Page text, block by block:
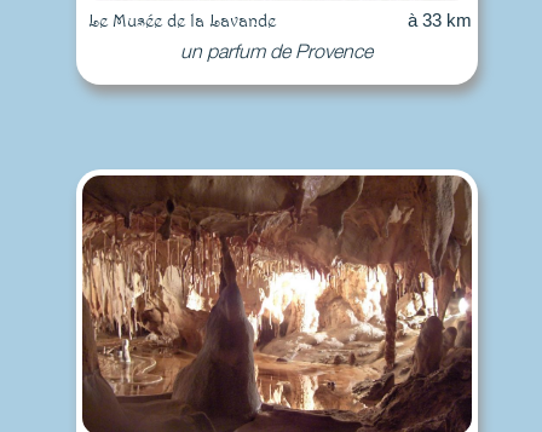
Le Musée de la Lavande à 33 km
un parfum de Provence